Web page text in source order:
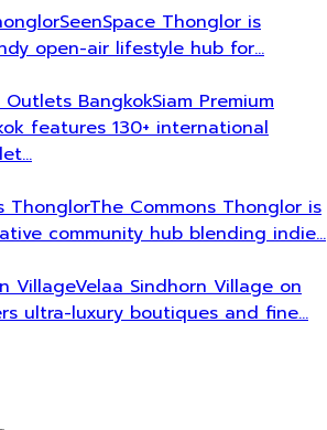
SeenSpace Thonglor is
open-air lifestyle hub for…
Outlets BangkokSiam Premium
features 130+ international
ThonglorThe Commons Thonglor is
community hub blending indie…
VillageVelaa Sindhorn Village on
ultra-luxury boutiques and fine…